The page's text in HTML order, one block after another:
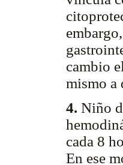
cambio
mismo a
4. Niño
cada 8
En ese